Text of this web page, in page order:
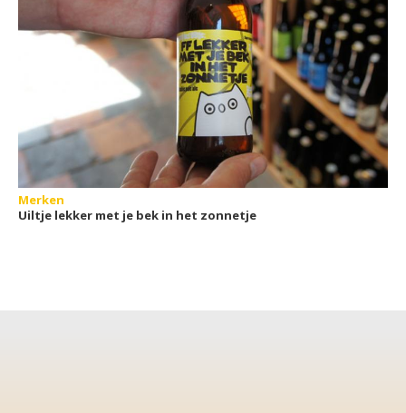
Merken
Uiltje lekker met je bek in het zonnetje